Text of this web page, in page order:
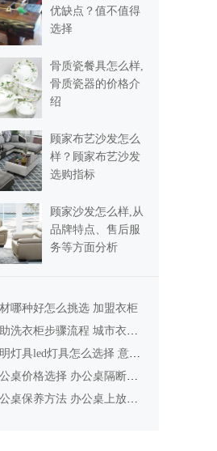
优缺点？值不值得
选择
骨质瓷餐具怎么样,
骨质瓷器的价格介
绍
顾家布艺沙发怎么
样？顾家布艺沙发
选购指标
顾家沙发怎么样,从
品牌特点、售后服
务等方面分析
哪种好怎么挑选 加盟衣柜
厂房照明灯具led灯具怎么选择 意大利灯具选购技巧
公司办公桌价格选择 办公桌隔断安装保养方法步骤
家用办公桌保养方法 办公桌上放什么植物好